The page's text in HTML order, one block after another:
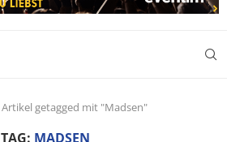
Artikel getagged mit "Madsen"
TAG: MADSEN